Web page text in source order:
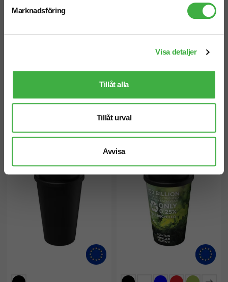
Marknadsföring
Visa detaljer
Tillåt alla
Tillåt urval
Avvisa
Keramikmugg Carter 450 ml
fr. 80,00 kr inkl. moms
ml
fr. 220,00 kr inkl. moms
Antal från: 5 st
6 arbetsdagar